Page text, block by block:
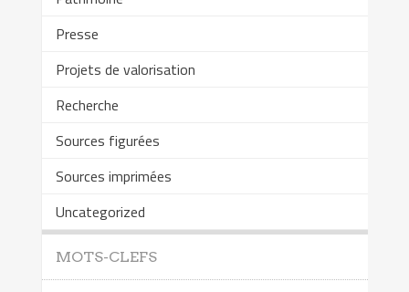
Presse
Projets de valorisation
Recherche
Sources figurées
Sources imprimées
Uncategorized
MOTS-CLEFS